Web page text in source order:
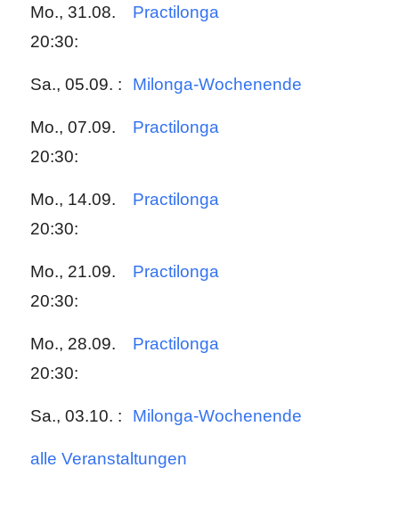
Mo., 31.08.
20:30:
Practilonga
Sa., 05.09. : Milonga-Wochenende
Mo., 07.09.
20:30:
Practilonga
Mo., 14.09.
20:30:
Practilonga
Mo., 21.09.
20:30:
Practilonga
Mo., 28.09.
20:30:
Practilonga
Sa., 03.10. : Milonga-Wochenende
alle Veranstaltungen